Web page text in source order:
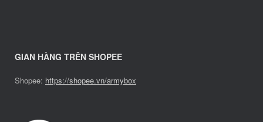
GIAN HÀNG TRÊN SHOPEE
Shopee: https://shopee.vn/armybox